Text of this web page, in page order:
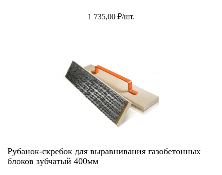
1 735,00 ₽/шт.
Рубанок-скребок для выравнивания газобетонных
блоков зубчатый 400мм